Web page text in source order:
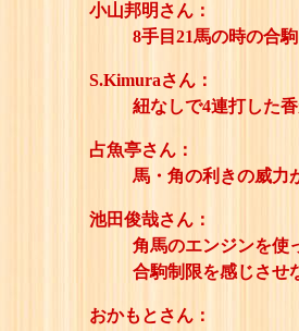
小山邦明さん：
8手目21馬の時の合
S.Kimuraさん：
紐なしで4連打した
占魚亭さん：
馬・角の利きの威力
池田俊哉さん：
角馬のエンジンを使
合駒制限を感じさせ
おかもとさん：